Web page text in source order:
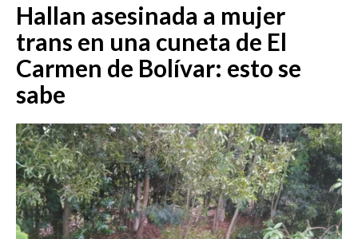
EMISIÓN 7:00 PM
Hallan asesinada a mujer
trans en una cuneta de El
Carmen de Bolívar: esto se
sabe